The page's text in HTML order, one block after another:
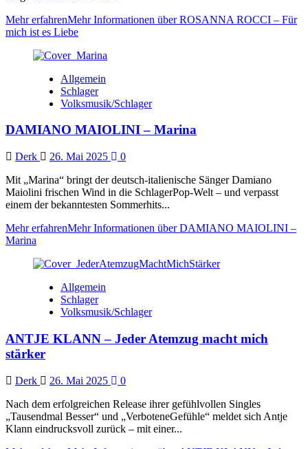
Mehr erfahrenMehr Informationen über ROSANNA ROCCI – Für
mich ist es Liebe
Allgemein
Schlager
Volksmusik/Schlager
DAMIANO MAIOLINI – Marina
Derk 26. Mai 2025
0
Mit „Marina“ bringt der deutsch-italienische Sänger Damiano
Maiolini frischen Wind in die SchlagerPop-Welt – und verpasst
einem der bekanntesten Sommerhits...
Mehr erfahrenMehr Informationen über DAMIANO MAIOLINI –
Marina
Allgemein
Schlager
Volksmusik/Schlager
ANTJE KLANN – Jeder Atemzug macht mich
stärker
Derk 26. Mai 2025
0
Nach dem erfolgreichen Release ihrer gefühlvollen Singles
„Tausendmal Besser“ und „VerboteneGefühle“ meldet sich Antje
Klann eindrucksvoll zurück – mit einer...